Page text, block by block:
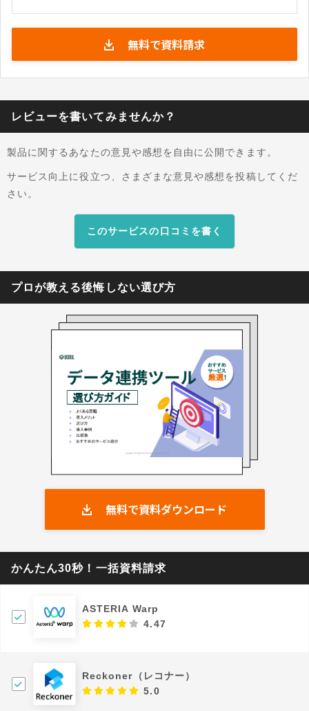
情報システム部門やデータ活用推進の担当者に向
けて設計されています。ブロックをつなぐような
直感的な画面操作でデータの抽出・加工・格納ま
での流れを組み立てられるため、専門的なプログ
ラインを内製できます。 基幹システムを扱うエン
ジニアから業務部門の担当者まで、それぞれの立
しがちなデータ連携の仕組みを画面上で可視化
し、誰が見ても処理の流れを把握できる状態にす
ることで、運用の引き継ぎや保守を進めやすくし
種を問わず社内に点在するデータの統合基盤づく
無料で資料請求
レビューを書いてみませんか？
製品に関するあなたの意見や感想を自由に公開できます。
サービス向上に役立つ、さまざまな意見や感想を投稿してくだ
さい。
このサービスの口コミを書く
プロが教える後悔しない選び方
無料で資料ダウンロード
かんたん30秒！一括資料請求
ASTERIA Warp
4.47
Reckoner（レコナー）
5.0